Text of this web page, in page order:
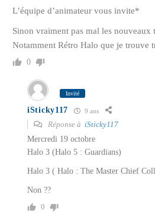
L’équipe d’animateur vous invite*
Sinon vraiment pas mal les nouveaux
Notamment Rétro Halo que je trouve
0
Invité
iSticky117 9 ans
Réponse à iSticky117
Mercredi 19 octobre
Halo 3 (Halo 5 : Guardians)
Halo 3 ( Halo : The Master Chief
Non ??
0